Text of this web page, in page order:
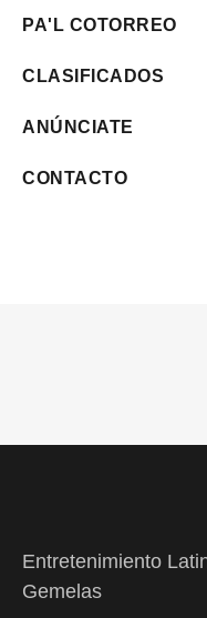
PA'L COTORREO
CLASIFICADOS
ANÚNCIATE
CONTACTO
Entretenimiento
Gemelas